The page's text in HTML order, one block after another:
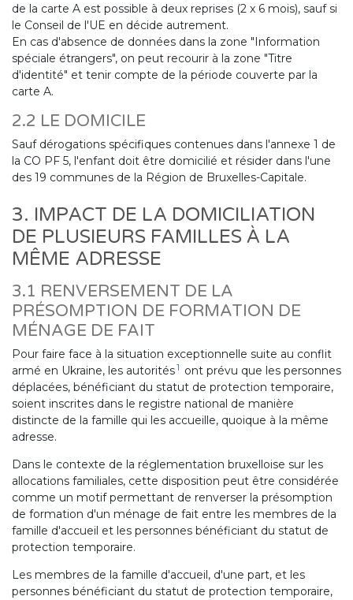
de la carte A est possible à deux reprises (2 x 6 mois), sauf si
le Conseil de l'UE en décide autrement.
En cas d'absence de données dans la zone "Information
spéciale étrangers", on peut recourir à la zone "Titre
d'identité" et tenir compte de la période couverte par la
carte A.
2.2 LE DOMICILE
Sauf dérogations spécifiques contenues dans l'annexe 1 de
la CO PF 5, l'enfant doit être domicilié et résider dans l'une
des 19 communes de la Région de Bruxelles-Capitale.
3. IMPACT DE LA DOMICILIATION
DE PLUSIEURS FAMILLES À LA
MÊME ADRESSE
3.1 RENVERSEMENT DE LA
PRÉSOMPTION DE FORMATION DE
MÉNAGE DE FAIT
Pour faire face à la situation exceptionnelle suite au conflit
armé en Ukraine, les autorités1
ont prévu que les personnes
déplacées, bénéficiant du statut de protection temporaire,
soient inscrites dans le registre national de manière
distincte de la famille qui les accueille, quoique à la même
adresse.
Dans le contexte de la réglementation bruxelloise sur les
allocations familiales, cette disposition peut être considérée
comme un motif permettant de renverser la présomption
de formation d'un ménage de fait entre les membres de la
famille d'accueil et les personnes bénéficiant du statut de
protection temporaire.
Les membres de la famille d'accueil, d'une part, et les
personnes bénéficiant du statut de protection temporaire,